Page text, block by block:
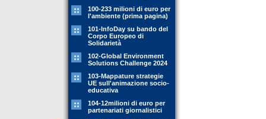
100-233 milioni di euro per
l'ambiente (prima pagina)
101-InfoDay su bando del
Corpo Europeo di
Solidarietà
102-Global Environment
Solutions Challenge 2024
103-Mappature strategie
UE sull'animazione socio-
educativa
104-12milioni di euro per
partenariati giornalistici